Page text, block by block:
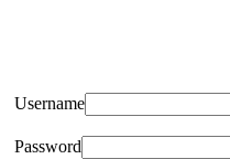
Username
Password